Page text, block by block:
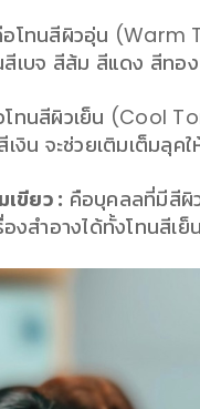
โทนสีผิวอุ่น (Warm
สีเบจ สีส้ม สีแดง สีท
ทนสีผิวเย็น (Cool
เงิน จะช่วยเติมเต็มลุ
ขียว : คือบุคลลที่มีสีผิ
องสำอางได้ทั้งโทนสี